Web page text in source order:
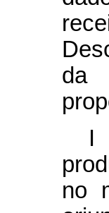
da
I
no